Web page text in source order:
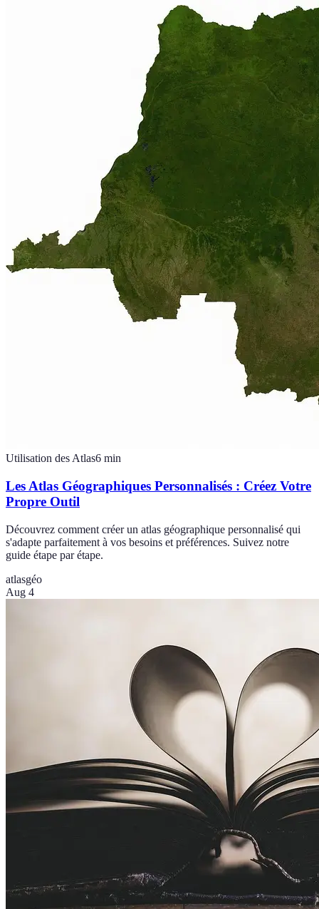
Utilisation des Atlas6 min
Les Atlas Géographiques Personnalisés : Créez Votre
Propre Outil
Découvrez comment créer un atlas géographique personnalisé qui
s'adapte parfaitement à vos besoins et préférences. Suivez notre
guide étape par étape.
atlasgéo
Aug 4